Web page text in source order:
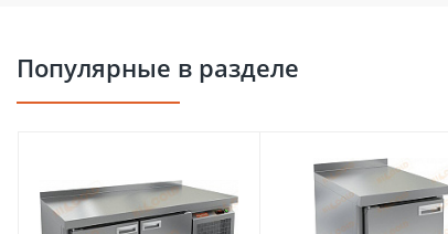
Популярные в разделе